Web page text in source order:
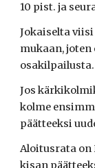
10 pist. ja
Jokaiselta
mukaan,
osakilpailusta.
Jos
kolme
päätteeksi
Aloitusrata on
kisan